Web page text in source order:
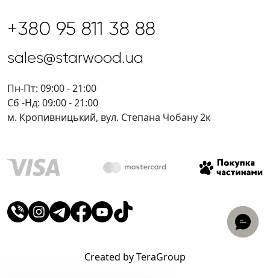
+380 95 811 38 88
sales@starwood.ua
Пн-Пт: 09:00 - 21:00
Сб -Нд: 09:00 - 21:00
м. Кропивницький, вул. Степана Чобану 2к
Created by TeraGroup